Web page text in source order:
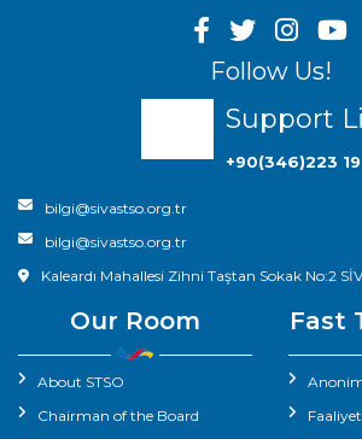
Follow Us!
Support
+90(346)223
bilgi@sivastso.org.tr
bilgi@sivastso.org.tr
Kaleardı Mahallesi Zihni Taştan Sokak No:2
Our Room
About STSO
Chairman of the Board
Fast